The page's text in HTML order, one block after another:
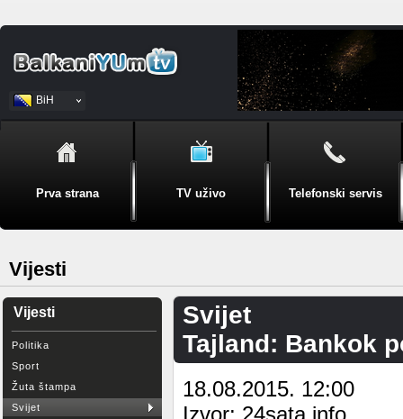
BiH
Srpski
Prva strana TV uživo Telefonski servis
Vijesti
Vijesti
Politika
Sport
Žuta štampa
Svijet
Svijet
Tajland: Bankok
18.08.2015. 12:00
Izvor: 24sata.info